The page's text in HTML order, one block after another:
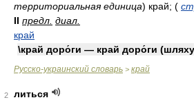
территориальная единица) край; (
II предл. диал.
край
\край доро́ги — край доро́ги
Русско-украинский словарь > край
2
литься